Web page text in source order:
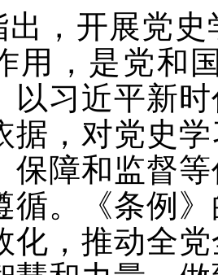
出，开展党
用，是党和
以习近平新
据，对党史
保障和监督
循。《条例
化，推动全